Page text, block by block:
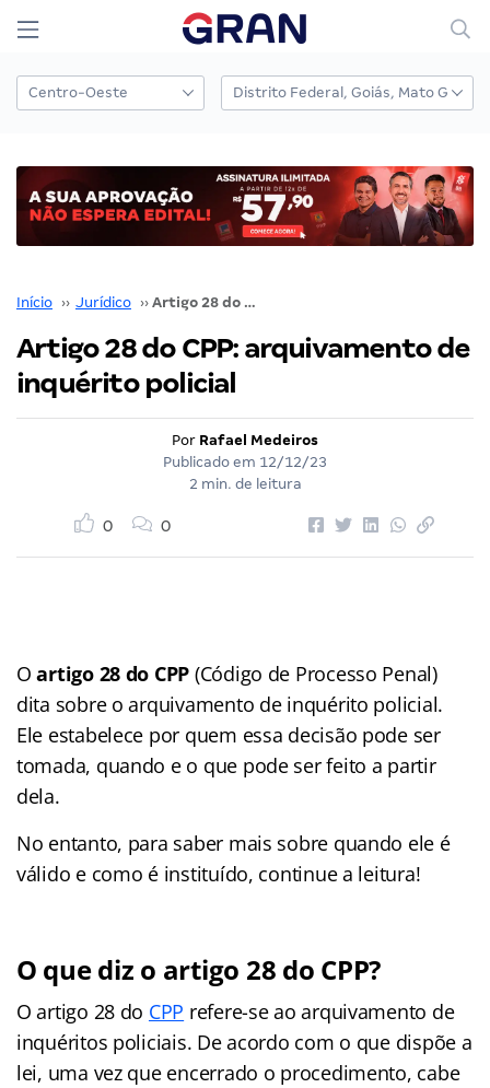
Início ›› Jurídico ›› Artigo 28 do CPP: arquivamento de inquérito policial
Artigo 28 do CPP: arquivamento de
inquérito policial
Por Rafael Medeiros
Publicado em 12/12/23
2 min. de leitura
0 0
Oartigo 28 do CPP (Código de Processo Penal)
dita sobre o arquivamento de inquérito policial.
Ele estabelece por quem essa decisão pode ser
tomada, quando e o que pode ser feito a partir
dela.
No entanto, para saber mais sobre quando ele é
válido e como é instituído, continue a leitura!
O que diz o artigo 28 do CPP?
O artigo 28 do CPP refere-se ao arquivamento de
inquéritos policiais. De acordo com o que dispõe a
lei, uma vez que encerrado o procedimento, cabe